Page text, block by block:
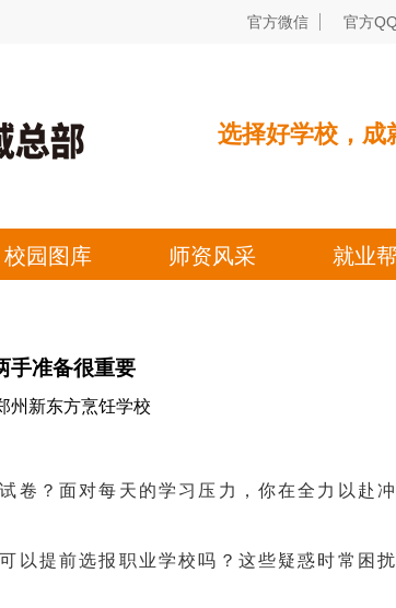
手准备很重要
州新东方烹饪学校
卷？面对每天的学习压力，你在全力以赴冲
以提前选报职业学校吗？这些疑惑时常困扰